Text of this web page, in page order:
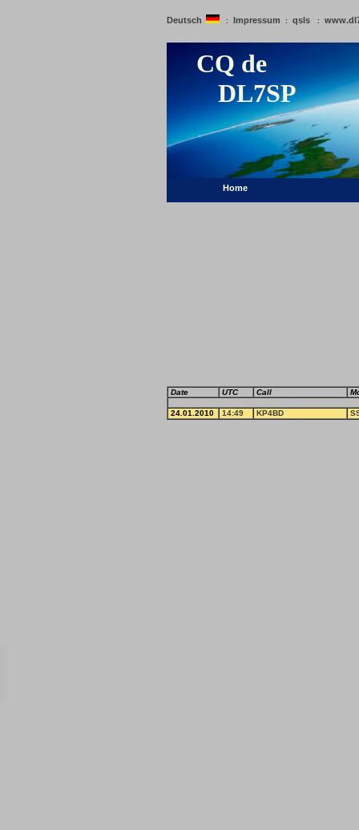
Deutsch : Impressum : qsls :
CQ de
DL7SP
Home
Date UTC Call
24.01.2010 14:49 KP4BD